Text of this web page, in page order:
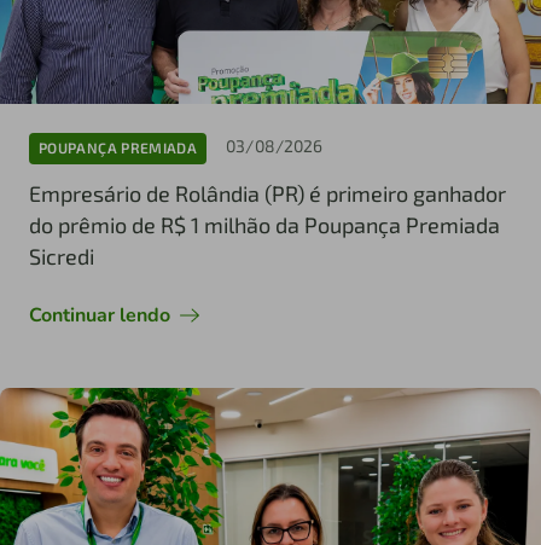
POUPANÇA PREMIADA 03/08/2026
Empresário de Rolândia (PR) é primeiro ganhador
do prêmio de R$ 1 milhão da Poupança Premiada
Sicredi
Continuar lendo